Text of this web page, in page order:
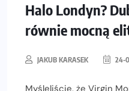
Halo Londyn?
równie mocną
JAKUB KARASEK 24-